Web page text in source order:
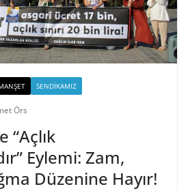
SENDIKAMIZ
Örs
“Açlık
Eylemi: Zam,
Düzenine Hayır!